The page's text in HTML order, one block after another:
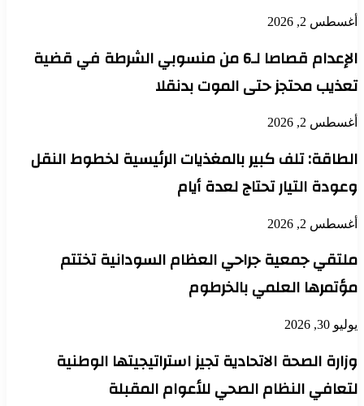
أغسطس 2, 2026
الإعدام قصاصا لـ6 من منسوبي الشرطة في قضية
تعذيب محتجز حتى الموت بدنقلا
أغسطس 2, 2026
الطاقة: تلف كبير بالمغذيات الرئيسية لخطوط النقل
وعودة التيار تحتاج لعدة أيام
أغسطس 2, 2026
ملتقي جمعية جراحي العظام السودانية تختتم
مؤتمرها العلمي بالخرطوم
يوليو 30, 2026
وزارة الصحة الاتحادية تجيز استراتيجيتها الوطنية
لتعافي النظام الصحي للأعوام المقبلة